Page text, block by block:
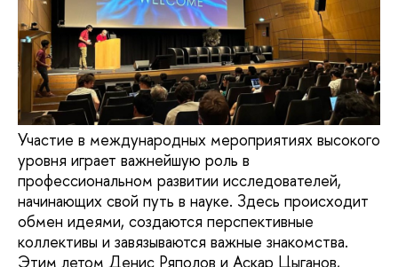
Участие в международных мероприятиях высокого
уровня играет важнейшую роль в
профессиональном развитии исследователей,
начинающих свой путь в науке. Здесь происходит
обмен идеями, создаются перспективные
коллективы и завязываются важные знакомства.
Этим летом Денис Ряполов и Аскар Цыганов,